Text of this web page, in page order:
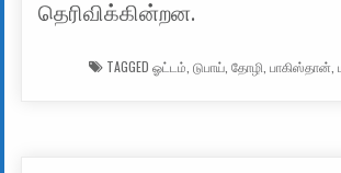
தெரிவிக்கின்றன.
TAGGED ஓட்டம் டுபாய் தோழி பாகிஸ்தான்